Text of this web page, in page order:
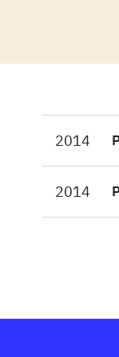
2014
2014